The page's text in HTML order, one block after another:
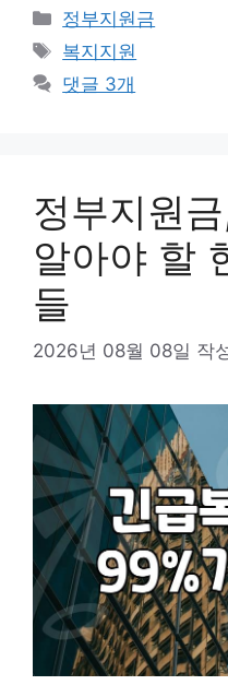
카
테
고
리
정부지원금
태
그
복지지원
댓글 3개
정부지원
알아야 할
들
2026년 08월 08일 작